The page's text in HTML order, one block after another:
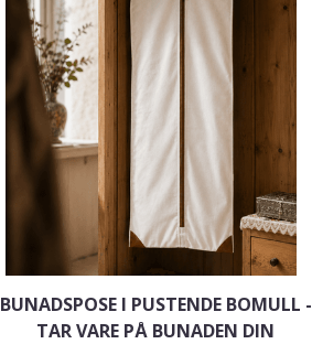
BUNADSPOSE I PUSTENDE BOMULL -
TAR VARE PÅ BUNADEN DIN